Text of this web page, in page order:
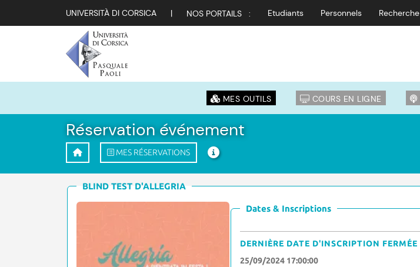
UNIVERSITÀ DI CORSICA | NOS PORTAILS : Etudiants Personnels Recherche
MES OUTILS COURS EN LIGNE
Réservation événement
MES RÉSERVATIONS
BLIND TEST D'ALLEGRIA
Dates & Inscriptions
DERNIÈRE DATE D'INSCRIPTION FERMÉE
25/09/2024 17:00:00